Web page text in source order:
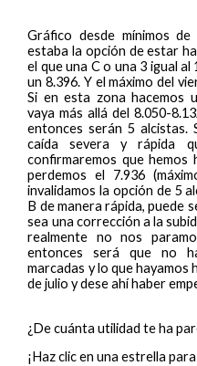
Gráfico desde mínimos
estaba la opción de estar
el que una C o una 3 igual
un 8.396. Y el máximo del
Si en esta zona hacemos
vaya más allá del 8.050-
entonces serán 5 alcistas.
caída severa y rápida
confirmaremos que hemos
perdemos el 7.936
invalidamos la opción de 5
B de manera rápida, puede
sea una corrección a la
realmente no nos
entonces será que no
marcadas y lo que hayamos
de julio y dese ahí haber
¿De cuánta utilidad te ha
¡Haz clic en una estrella